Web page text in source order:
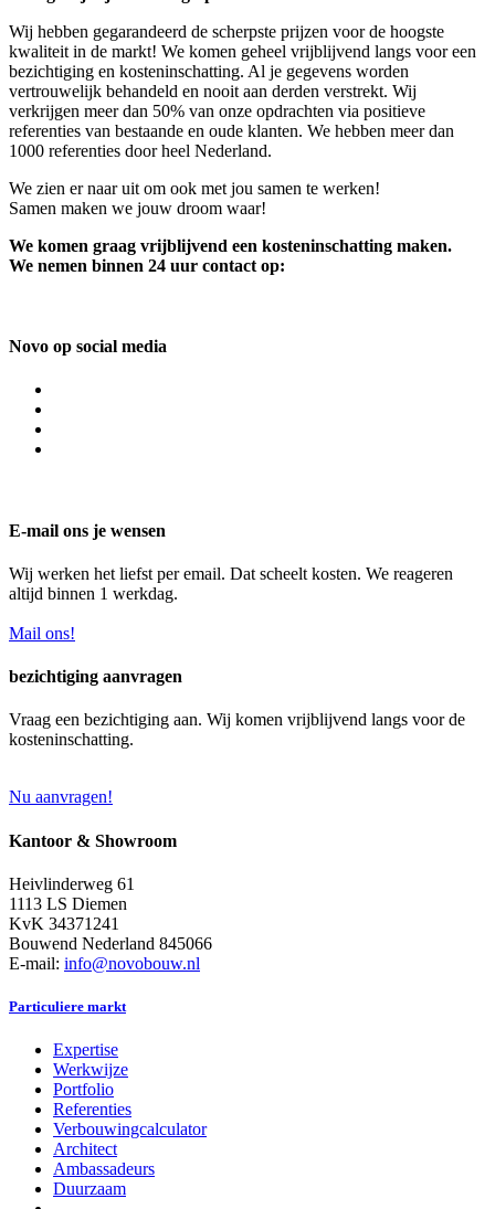
Wij hebben gegarandeerd de scherpste prijzen voor de hoogste
kwaliteit in de markt! We komen geheel vrijblijvend langs voor een
bezichtiging en kosteninschatting. Al je gegevens worden
vertrouwelijk behandeld en nooit aan derden verstrekt. Wij
verkrijgen meer dan 50% van onze opdrachten via positieve
referenties van bestaande en oude klanten. We hebben meer dan
1000 referenties door heel Nederland.
We zien er naar uit om ook met jou samen te werken!
Samen maken we jouw droom waar!
We komen graag vrijblijvend een kosteninschatting maken.
We nemen binnen 24 uur contact op:
Novo op social media
E-mail ons je wensen
Wij werken het liefst per email. Dat scheelt kosten. We reageren
altijd binnen 1 werkdag.
Mail ons!
bezichtiging aanvragen
Vraag een bezichtiging aan. Wij komen vrijblijvend langs voor de
kosteninschatting.
Nu aanvragen!
Kantoor & Showroom
Heivlinderweg 61
1113 LS Diemen
KvK 34371241
Bouwend Nederland 845066
E-mail: info@novobouw.nl
Particuliere markt
Expertise
Werkwijze
Portfolio
Referenties
Verbouwingcalculator
Architect
Ambassadeurs
Duurzaam